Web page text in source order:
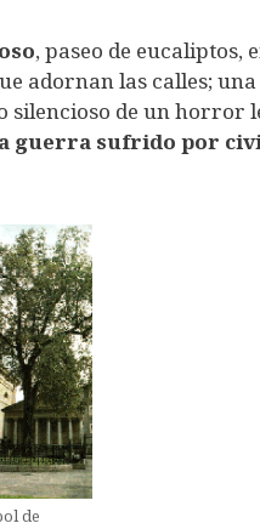
, paseo de eucaliptos,
adornan las calles;
silencioso de un horror
guerra sufrido por
de